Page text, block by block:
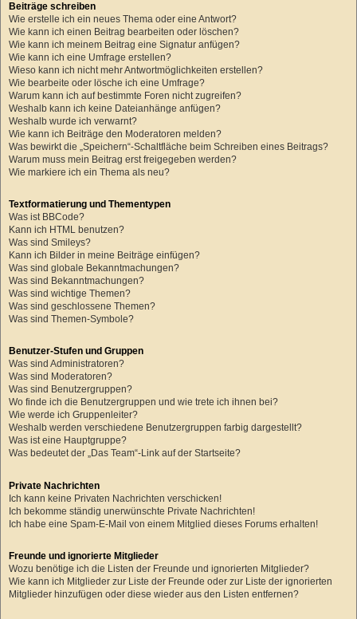
Beiträge schreiben
Wie erstelle ich ein neues Thema oder eine Antwort?
Wie kann ich einen Beitrag bearbeiten oder löschen?
Wie kann ich meinem Beitrag eine Signatur anfügen?
Wie kann ich eine Umfrage erstellen?
Wieso kann ich nicht mehr Antwortmöglichkeiten erstellen?
Wie bearbeite oder lösche ich eine Umfrage?
Warum kann ich auf bestimmte Foren nicht zugreifen?
Weshalb kann ich keine Dateianhänge anfügen?
Weshalb wurde ich verwarnt?
Wie kann ich Beiträge den Moderatoren melden?
Was bewirkt die „Speichern“-Schaltfläche beim Schreiben eines Beitrags?
Warum muss mein Beitrag erst freigegeben werden?
Wie markiere ich ein Thema als neu?
Textformatierung und Thementypen
Was ist BBCode?
Kann ich HTML benutzen?
Was sind Smileys?
Kann ich Bilder in meine Beiträge einfügen?
Was sind globale Bekanntmachungen?
Was sind Bekanntmachungen?
Was sind wichtige Themen?
Was sind geschlossene Themen?
Was sind Themen-Symbole?
Benutzer-Stufen und Gruppen
Was sind Administratoren?
Was sind Moderatoren?
Was sind Benutzergruppen?
Wo finde ich die Benutzergruppen und wie trete ich ihnen bei?
Wie werde ich Gruppenleiter?
Weshalb werden verschiedene Benutzergruppen farbig dargestellt?
Was ist eine Hauptgruppe?
Was bedeutet der „Das Team“-Link auf der Startseite?
Private Nachrichten
Ich kann keine Privaten Nachrichten verschicken!
Ich bekomme ständig unerwünschte Private Nachrichten!
Ich habe eine Spam-E-Mail von einem Mitglied dieses Forums erhalten!
Freunde und ignorierte Mitglieder
Wozu benötige ich die Listen der Freunde und ignorierten Mitglieder?
Wie kann ich Mitglieder zur Liste der Freunde oder zur Liste der ignorierten
Mitglieder hinzufügen oder diese wieder aus den Listen entfernen?